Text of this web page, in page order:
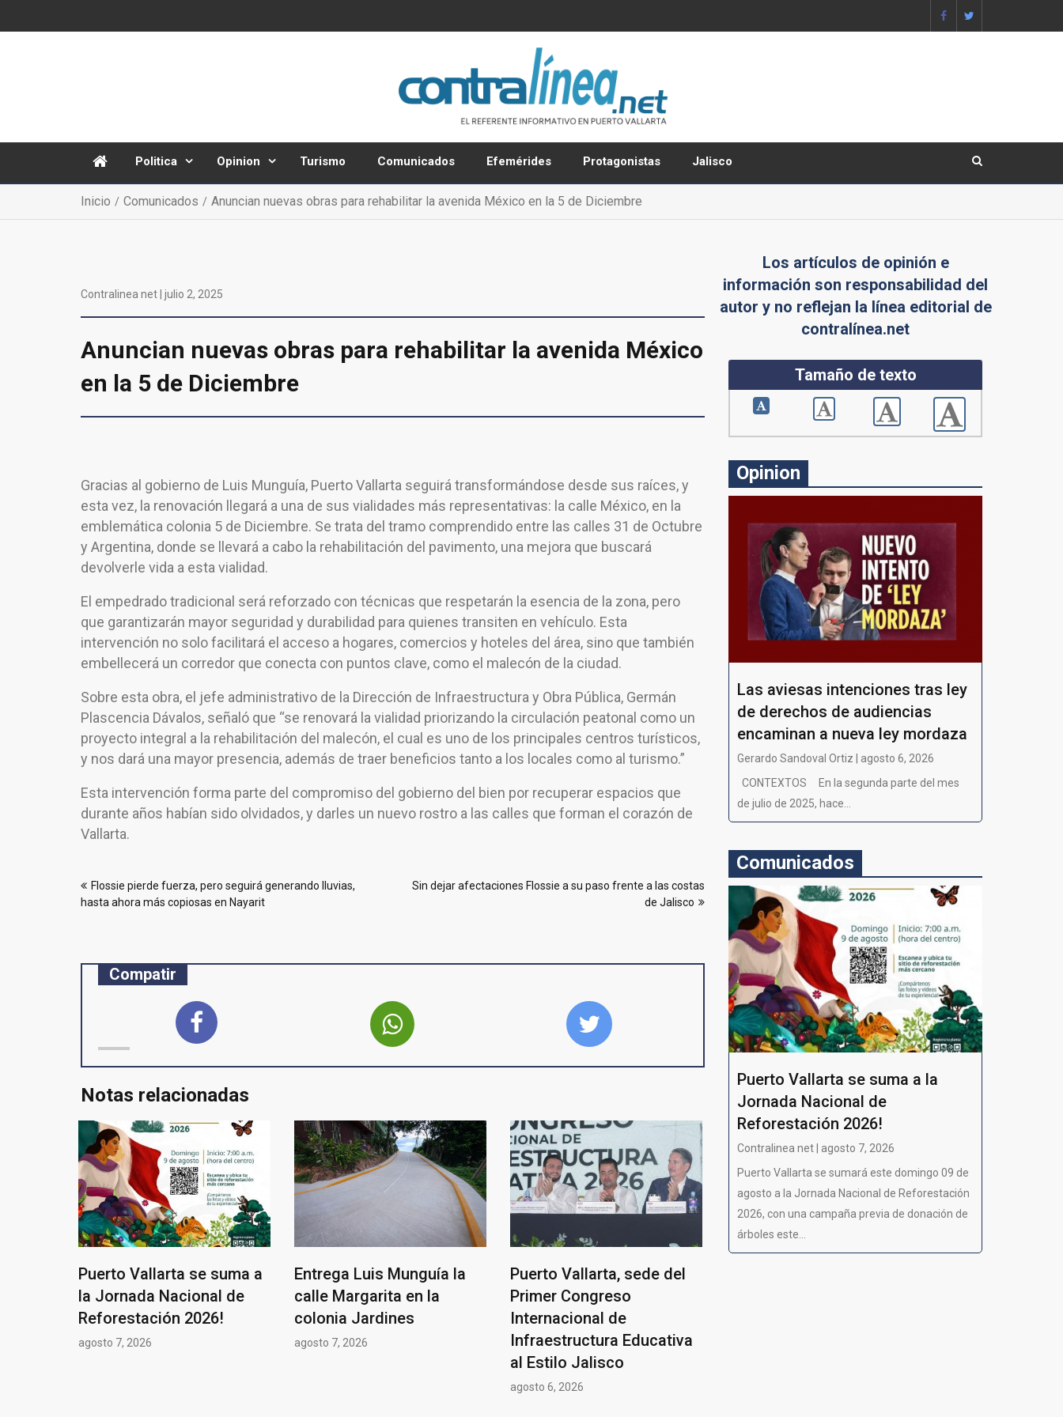
Politica Opinion Turismo Comunicados Efemérides Protagonistas Jalisco
Inicio Comunicados Anuncian nuevas obras para rehabilitar la avenida México en la 5 de Diciembre
Contralinea net | julio 2, 2025
Anuncian nuevas obras para rehabilitar la avenida México
en la 5 de Diciembre
Gracias al gobierno de Luis Munguía, Puerto Vallarta seguirá transformándose desde sus raíces, y
esta vez, la renovación llegará a una de sus vialidades más representativas: la calle México, en la
emblemática colonia 5 de Diciembre. Se trata del tramo comprendido entre las calles 31 de Octubre
y Argentina, donde se llevará a cabo la rehabilitación del pavimento, una mejora que buscará
devolverle vida a esta vialidad.
El empedrado tradicional será reforzado con técnicas que respetarán la esencia de la zona, pero
que garantizarán mayor seguridad y durabilidad para quienes transiten en vehículo. Esta
intervención no solo facilitará el acceso a hogares, comercios y hoteles del área, sino que también
embellecerá un corredor que conecta con puntos clave, como el malecón de la ciudad.
Sobre esta obra, el jefe administrativo de la Dirección de Infraestructura y Obra Pública, Germán
Plascencia Dávalos, señaló que “se renovará la vialidad priorizando la circulación peatonal como un
proyecto integral a la rehabilitación del malecón, el cual es uno de los principales centros turísticos,
y nos dará una mayor presencia, además de traer beneficios tanto a los locales como al turismo.”
Esta intervención forma parte del compromiso del gobierno del bien por recuperar espacios que
durante años habían sido olvidados, y darles un nuevo rostro a las calles que forman el corazón de
Vallarta.
deFlossie pierde fuerza, pero seguirá generando lluvias,
hasta ahora más copiosas en Nayarit
Sin dejar afectaciones Flossie a su paso frente a las costas
de Jalisco
Compatir
Notas relacionadas
Puerto Vallarta se suma a
la Jornada Nacional de
Reforestación 2026!
agosto 7, 2026
Entrega Luis Munguía la
calle Margarita en la
colonia Jardines
agosto 7, 2026
Puerto Vallarta, sede del
Primer Congreso
Internacional de
Infraestructura Educativa
al Estilo Jalisco
agosto 6, 2026
Los artículos de opinión e
información son responsabilidad del
autor y no reflejan la línea editorial de
contralínea.net
Tamaño de texto
Opinion
Las aviesas intenciones tras ley
de derechos de audiencias
encaminan a nueva ley mordaza
Gerardo Sandoval Ortiz | agosto 6, 2026
CONTEXTOS En la segunda parte del mes
de julio de 2025, hace...
Comunicados
Puerto Vallarta se suma a la
Jornada Nacional de
Reforestación 2026!
Contralinea net | agosto 7, 2026
Puerto Vallarta se sumará este domingo 09 de
agosto a la Jornada Nacional de Reforestación
2026, con una campaña previa de donación de
árboles este...